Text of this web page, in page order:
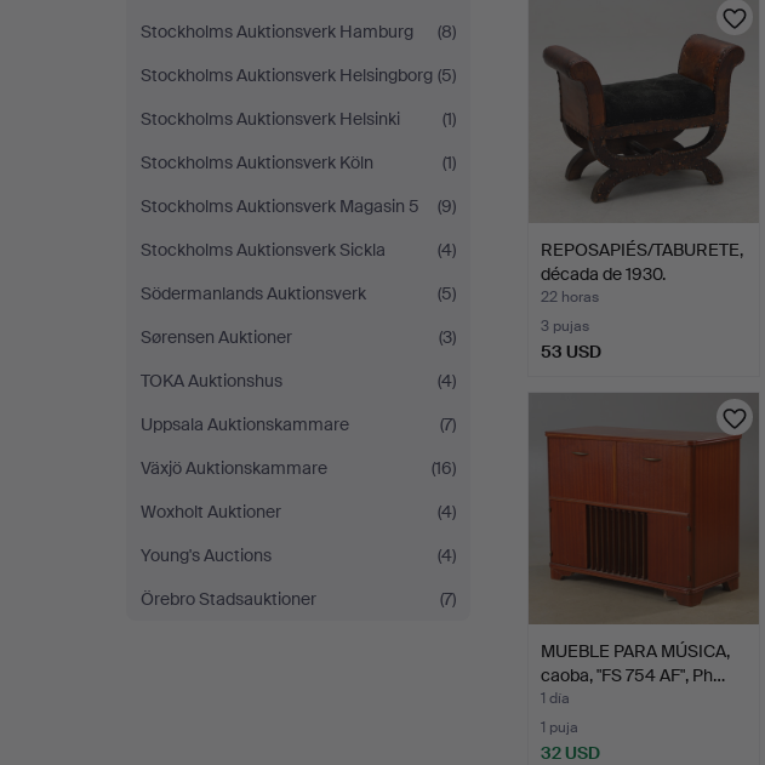
Stockholms Auktionsverk Hamburg
(8)
Stockholms Auktionsverk Helsingborg (5)
Stockholms Auktionsverk Helsinki
(1)
Stockholms Auktionsverk Köln
(1)
Stockholms Auktionsverk Magasin 5
(9)
Stockholms Auktionsverk Sickla
(4)
Södermanlands Auktionsverk
(5)
Sørensen Auktioner
(3)
TOKA Auktionshus
(4)
Uppsala Auktionskammare
(7)
Växjö Auktionskammare
(16)
Woxholt Auktioner
(4)
Young's Auctions
(4)
Örebro Stadsauktioner
(7)
REPOSAPIÉS/TABURETE,
década de 1930.
22 horas
3 pujas
53 USD
MUEBLE PARA MÚSICA,
caoba, "FS 754 AF", Ph…
1 día
1 puja
32 USD